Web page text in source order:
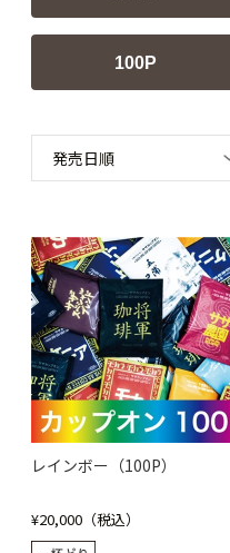
100P
レインボー（100P）
¥20,000（税込）